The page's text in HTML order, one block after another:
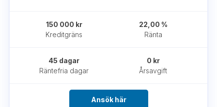
Kreditgräns
150 000 kr
Ränta
22,00 %
Räntefria dagar
45 dagar
Årsavgift
0 kr
Ansök här